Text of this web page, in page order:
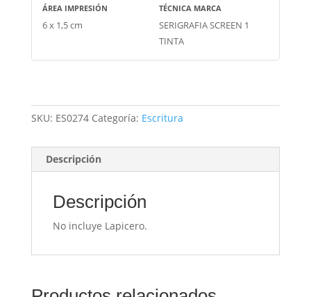
ÁREA IMPRESIÓN
6 x 1,5 cm
TÉCNICA MARCA
SERIGRAFIA SCREEN 1
TINTA
SKU: ES0274 Categoría: Escritura
Descripción
Descripción
No incluye Lapicero.